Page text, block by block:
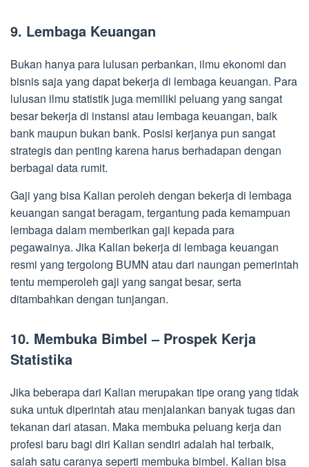
9. Lembaga Keuangan
Bukan hanya para lulusan perbankan, ilmu ekonomi dan
bisnis saja yang dapat bekerja di lembaga keuangan. Para
lulusan ilmu statistik juga memiliki peluang yang sangat
besar bekerja di instansi atau lembaga keuangan, baik
bank maupun bukan bank. Posisi kerjanya pun sangat
strategis dan penting karena harus berhadapan dengan
berbagai data rumit.
Gaji yang bisa Kalian peroleh dengan bekerja di lembaga
keuangan sangat beragam, tergantung pada kemampuan
lembaga dalam memberikan gaji kepada para
pegawainya. Jika Kalian bekerja di lembaga keuangan
resmi yang tergolong BUMN atau dari naungan pemerintah
tentu memperoleh gaji yang sangat besar, serta
ditambahkan dengan tunjangan.
10. Membuka Bimbel – Prospek Kerja
Statistika
Jika beberapa dari Kalian merupakan tipe orang yang tidak
suka untuk diperintah atau menjalankan banyak tugas dan
tekanan dari atasan. Maka membuka peluang kerja dan
profesi baru bagi diri Kalian sendiri adalah hal terbaik,
salah satu caranya seperti membuka bimbel. Kalian bisa